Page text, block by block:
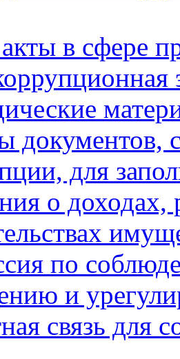
в сфере
документов,
для
о доходах,
по
и
связь для